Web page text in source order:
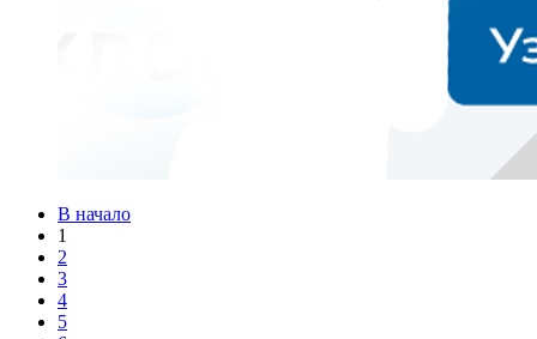
В начало
1
2
3
4
5